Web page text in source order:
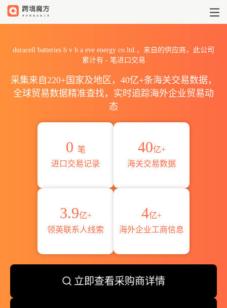
duracell batteries b v b a eve energy co.ltd.，来自的供应商，此公司
累计有 -笔进口交易
采集来自220+国家及地区，40亿+条海关交易数据，
全球贸易数据精准查找，实时追踪海外企业贸易动
态
0 笔
进口交易记录
40亿+
海关交易数据
3.9亿+
领英联系人线索
4亿+
海外企业工商信息
立即查看采购商详情